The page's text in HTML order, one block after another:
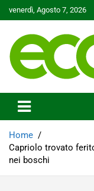
to
venerdì, Agosto 7, 2026
Ecoo.it
Home
Capriolo trovato
nei boschi